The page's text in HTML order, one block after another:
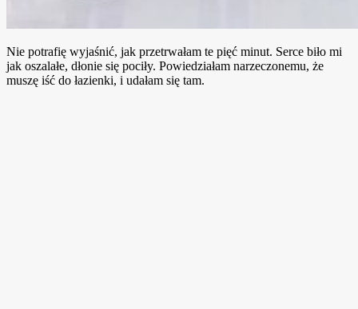
Nie potrafię wyjaśnić, jak przetrwałam te pięć minut. Serce biło mi
jak oszalałe, dłonie się pociły. Powiedziałam narzeczonemu, że
muszę iść do łazienki, i udałam się tam.